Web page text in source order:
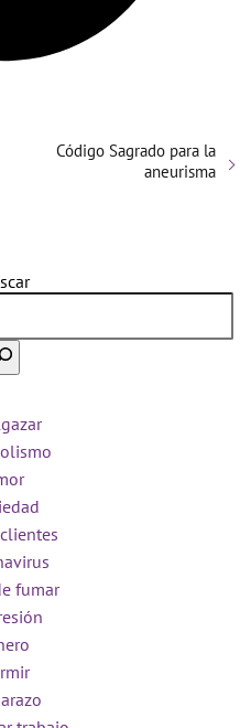
Código Sagrado para la
aneurisma
fumar